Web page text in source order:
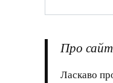
Про сайт
Ласкаво